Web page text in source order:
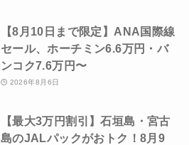
【8月10日まで限定】ANA国際線
セール、ホーチミン6.6万円・バ
ンコク7.6万円〜
2026年8月6日
【最大3万円割引】石垣島・宮古
島のJALパックがおトク！8月9